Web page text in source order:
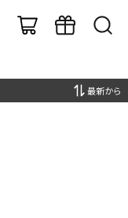
最新から